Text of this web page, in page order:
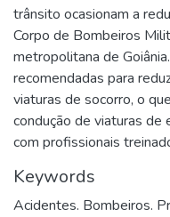
trânsito ocasionam a
Corpo de Bombeiros
metropolitana de
recomendadas para
viaturas de socorro, o
condução de viaturas de
com profissionais
Keywords
Acidentes. Bombeiros.